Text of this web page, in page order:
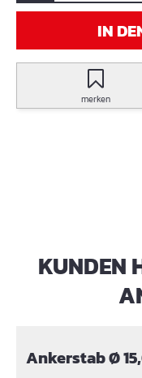
IN
merken
Produktgalerie
KUNDEN